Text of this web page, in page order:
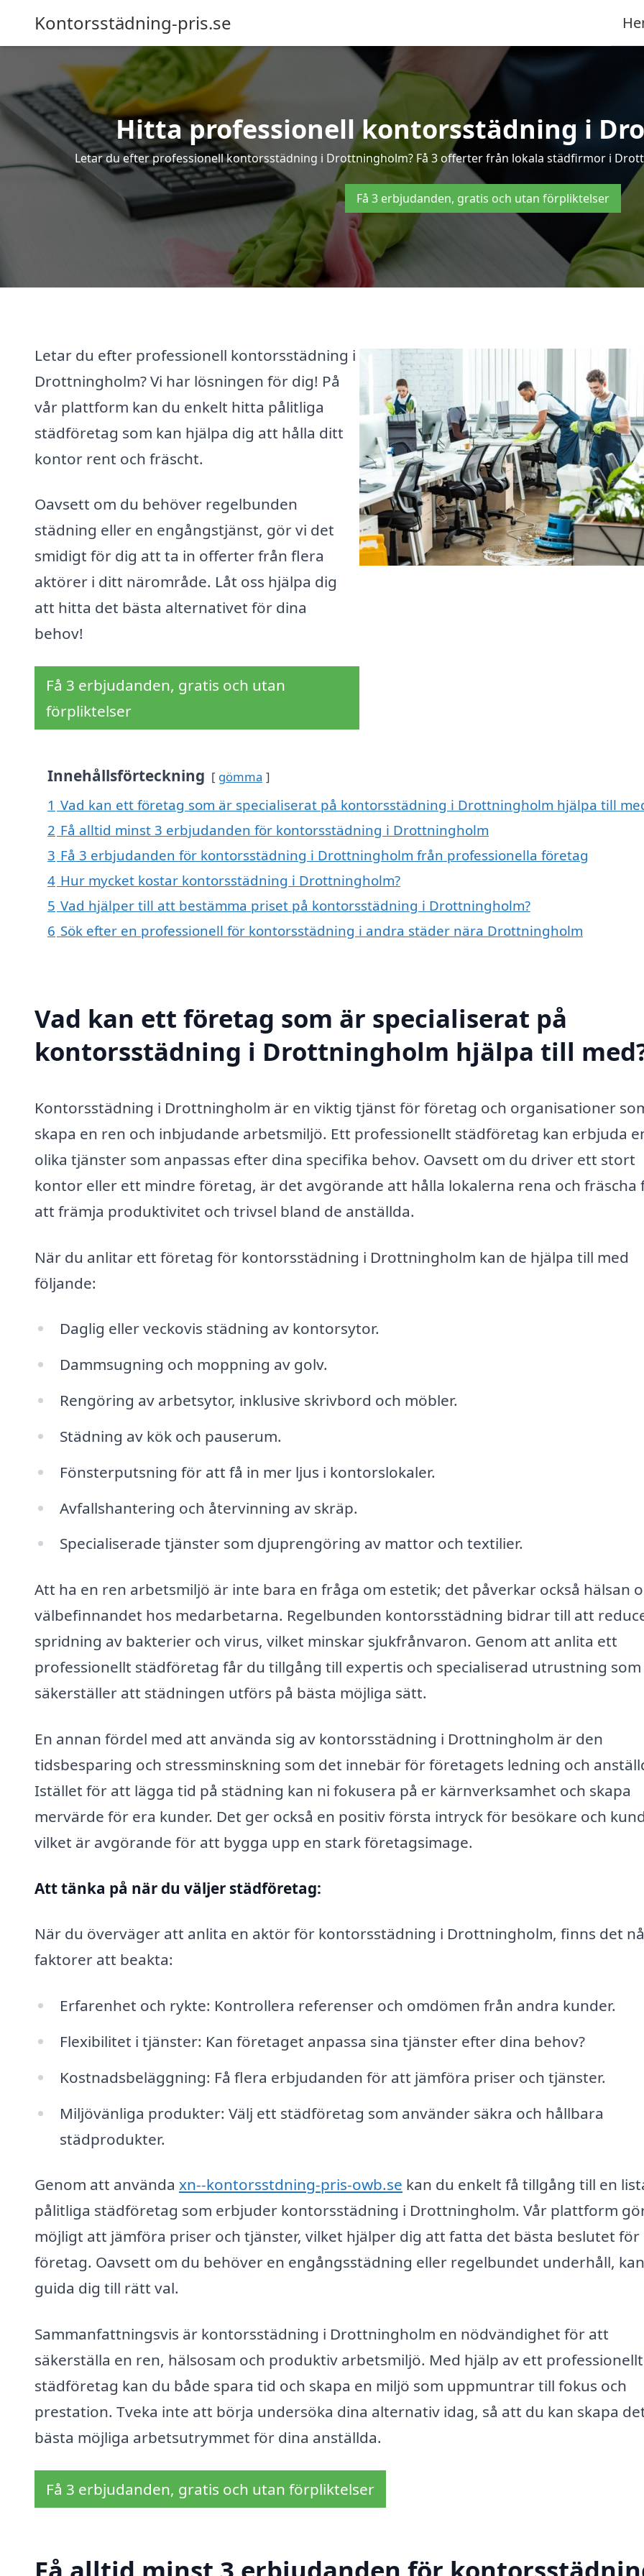
Kontorsstädning-pris.se
Hitta professionell kontorsstädning i
Letar du efter professionell kontorsstädning i Drottningholm? Få 3 offerter från lokala städfirmor i
Få 3 erbjudanden, gratis och utan förpliktelser
Letar du efter professionell kontorsstädning i
Drottningholm? Vi har lösningen för dig! På
vår plattform kan du enkelt hitta pålitliga
städföretag som kan hjälpa dig att hålla ditt
kontor rent och fräscht.
Oavsett om du behöver regelbunden
städning eller en engångstjänst, gör vi det
smidigt för dig att ta in offerter från flera
aktörer i ditt närområde. Låt oss hjälpa dig
att hitta det bästa alternativet för dina
behov!
Få 3 erbjudanden, gratis och utan
förpliktelser
Innehållsförteckning gömma
1 Vad kan ett företag som är specialiserat på kontorsstädning i Drottningholm hjälpa till
2 Få alltid minst 3 erbjudanden för kontorsstädning i Drottningholm
3 Få 3 erbjudanden för kontorsstädning i Drottningholm från professionella företag
4 Hur mycket kostar kontorsstädning i Drottningholm?
5 Vad hjälper till att bestämma priset på kontorsstädning i Drottningholm?
6 Sök efter en professionell för kontorsstädning i andra städer nära Drottningholm
Vad kan ett företag som är specialiserat på
kontorsstädning i Drottningholm hjälpa till
Kontorsstädning i Drottningholm är en viktig tjänst för företag och organisationer
skapa en ren och inbjudande arbetsmiljö. Ett professionellt städföretag kan erbjuda
olika tjänster som anpassas efter dina specifika behov. Oavsett om du driver ett stort
kontor eller ett mindre företag, är det avgörande att hålla lokalerna rena och fräscha
att främja produktivitet och trivsel bland de anställda.
När du anlitar ett företag för kontorsstädning i Drottningholm kan de hjälpa till med
följande:
Daglig eller veckovis städning av kontorsytor.
Dammsugning och moppning av golv.
Rengöring av arbetsytor, inklusive skrivbord och möbler.
Städning av kök och pauserum.
Fönsterputsning för att få in mer ljus i kontorslokaler.
Avfallshantering och återvinning av skräp.
Specialiserade tjänster som djuprengöring av mattor och textilier.
Att ha en ren arbetsmiljö är inte bara en fråga om estetik; det påverkar också hälsan
välbefinnandet hos medarbetarna. Regelbunden kontorsstädning bidrar till att
spridning av bakterier och virus, vilket minskar sjukfrånvaron. Genom att anlita ett
professionellt städföretag får du tillgång till expertis och specialiserad utrustning som
säkerställer att städningen utförs på bästa möjliga sätt.
En annan fördel med att använda sig av kontorsstädning i Drottningholm är den
tidsbesparing och stressminskning som det innebär för företagets ledning och
Istället för att lägga tid på städning kan ni fokusera på er kärnverksamhet och skapa
mervärde för era kunder. Det ger också en positiv första intryck för besökare och
vilket är avgörande för att bygga upp en stark företagsimage.
Att tänka på när du väljer städföretag:
När du överväger att anlita en aktör för kontorsstädning i Drottningholm, finns det
faktorer att beakta:
Erfarenhet och rykte: Kontrollera referenser och omdömen från andra kunder.
Flexibilitet i tjänster: Kan företaget anpassa sina tjänster efter dina behov?
Kostnadsbeläggning: Få flera erbjudanden för att jämföra priser och tjänster.
Miljövänliga produkter: Välj ett städföretag som använder säkra och hållbara
städprodukter.
Genom att använda xn--kontorsstdning-pris-owb.se kan du enkelt få tillgång till en
pålitliga städföretag som erbjuder kontorsstädning i Drottningholm. Vår plattform
möjligt att jämföra priser och tjänster, vilket hjälper dig att fatta det bästa beslutet
företag. Oavsett om du behöver en engångsstädning eller regelbundet underhåll,
guida dig till rätt val.
Sammanfattningsvis är kontorsstädning i Drottningholm en nödvändighet för att
säkerställa en ren, hälsosam och produktiv arbetsmiljö. Med hjälp av ett professionellt
städföretag kan du både spara tid och skapa en miljö som uppmuntrar till fokus och
prestation. Tveka inte att börja undersöka dina alternativ idag, så att du kan skapa
bästa möjliga arbetsutrymmet för dina anställda.
Få 3 erbjudanden, gratis och utan förpliktelser